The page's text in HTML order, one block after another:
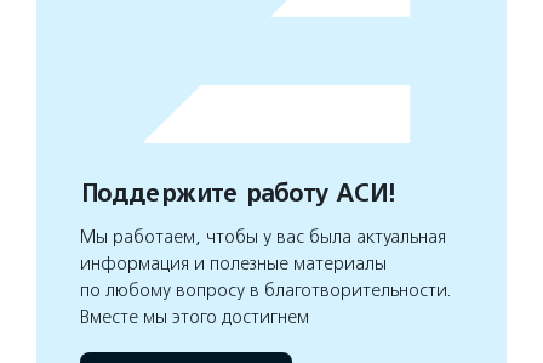
Поддержите работу АСИ!
Мы работаем, чтобы у вас была актуальная
информация и полезные материалы
по любому вопросу в благотворительности.
Вместе мы этого достигнем